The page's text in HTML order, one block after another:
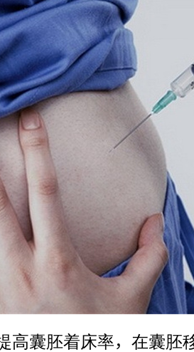
高囊胚着床率，在囊胚